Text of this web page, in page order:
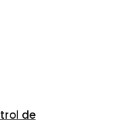
de